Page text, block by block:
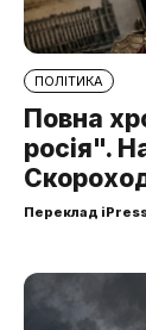
ПОЛІТИКА
Повна
росія".
Переклад